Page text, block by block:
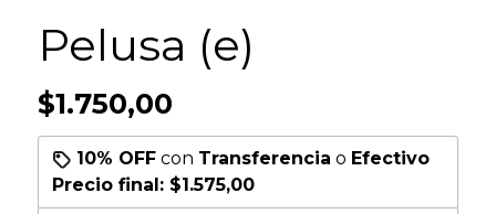
Pelusa (e)
$1.750,00
10% OFFcon Transferencia o Efectivo
Precio final: $1.575,00